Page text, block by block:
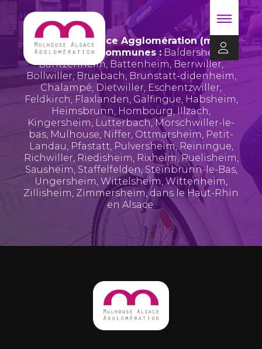
Mulhouse Alsace Agglomération (m2A)
regroupe 39 communes : Baldersheim,
Bantzenheim, Battenheim, Berrwiller,
Bollwiller, Bruebach,Brunstatt-didenheim,
Chalampé, Dietwiller, Eschentzwiller,
Feldkirch, Flaxlanden,Galfingue, Habsheim,
Heimsbrunn, Hombourg,Illzach,
Kingersheim, Lutterbach, Morschwiller-le-
bas, Mulhouse, Niffer, Ottmarsheim, Petit-
Landau, Pfastatt, Pulversheim, Reiningue,
Richwiller, Riedisheim, Rixheim,Ruelisheim,
Sausheim, Staffelfelden, Steinbrunn-le-Bas,
Ungersheim, Wittelsheim,Wittenheim,
Zillisheim, Zimmersheim, dans le Haut-Rhin
en Alsace.